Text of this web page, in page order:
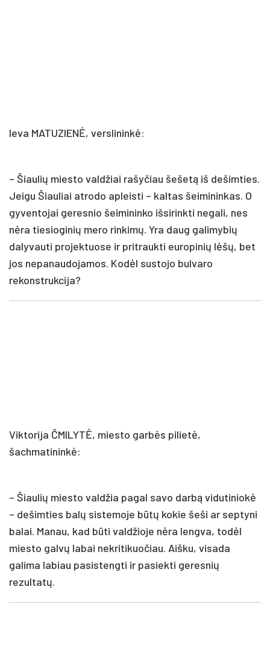
Ieva MATUZIENĖ, verslininkė:
– Šiaulių miesto valdžiai rašyčiau šešetą iš dešimties.
Jeigu Šiauliai atrodo apleisti – kaltas šeimininkas. O
gyventojai geresnio šeimininko išsirinkti negali, nes
nėra tiesioginių mero rinkimų. Yra daug galimybių
dalyvauti projektuose ir pritraukti europinių lėšų, bet
jos nepanaudojamos. Kodėl sustojo bulvaro
rekonstrukcija?
Viktorija ČMILYTĖ, miesto garbės pilietė,
šachmatininkė:
– Šiaulių miesto valdžia pagal savo darbą vidutiniokė
– dešimties balų sistemoje būtų kokie šeši ar septyni
balai. Manau, kad būti valdžioje nėra lengva, todėl
miesto galvų labai nekritikuočiau. Aišku, visada
galima labiau pasistengti ir pasiekti geresnių
rezultatų.